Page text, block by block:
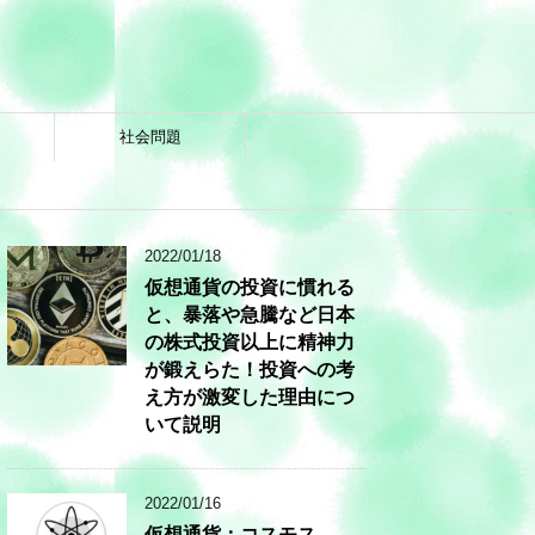
社会問題
2022/01/18
仮想通貨の投資に慣れる
と、暴落や急騰など日本
の株式投資以上に精神力
が鍛えらた！投資への考
え方が激変した理由につ
いて説明
2022/01/16